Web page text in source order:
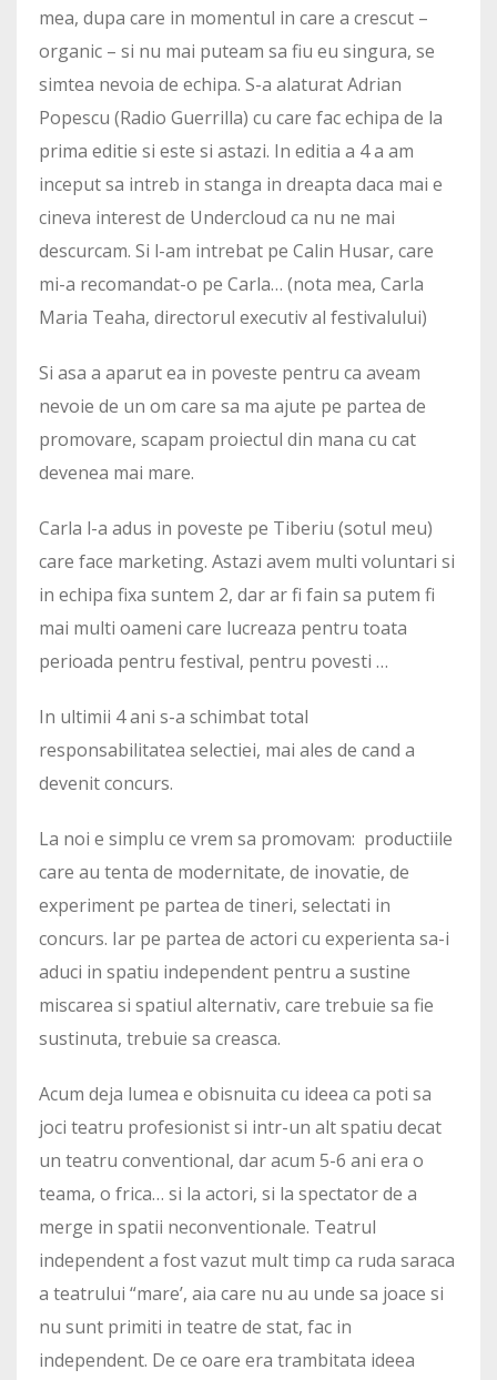
mea, dupa care in momentul in care a crescut –
organic – si nu mai puteam sa fiu eu singura, se
simtea nevoia de echipa. S-a alaturat Adrian
Popescu (Radio Guerrilla) cu care fac echipa de la
prima editie si este si astazi. In editia a 4 a am
inceput sa intreb in stanga in dreapta daca mai e
cineva interest de Undercloud ca nu ne mai
descurcam. Si l-am intrebat pe Calin Husar, care
mi-a recomandat-o pe Carla… (nota mea, Carla
Maria Teaha, directorul executiv al festivalului)
Si asa a aparut ea in poveste pentru ca aveam
nevoie de un om care sa ma ajute pe partea de
promovare, scapam proiectul din mana cu cat
devenea mai mare.
Carla l-a adus in poveste pe Tiberiu (sotul meu)
care face marketing. Astazi avem multi voluntari si
in echipa fixa suntem 2, dar ar fi fain sa putem fi
mai multi oameni care lucreaza pentru toata
perioada pentru festival, pentru povesti …
In ultimii 4 ani s-a schimbat total
responsabilitatea selectiei, mai ales de cand a
devenit concurs.
La noi e simplu ce vrem sa promovam: productiile
care au tenta de modernitate, de inovatie, de
experiment pe partea de tineri, selectati in
concurs. Iar pe partea de actori cu experienta sa-i
aduci in spatiu independent pentru a sustine
miscarea si spatiul alternativ, care trebuie sa fie
sustinuta, trebuie sa creasca.
Acum deja lumea e obisnuita cu ideea ca poti sa
joci teatru profesionist si intr-un alt spatiu decat
un teatru conventional, dar acum 5-6 ani era o
teama, o frica… si la actori, si la spectator de a
merge in spatii neconventionale. Teatrul
independent a fost vazut mult timp ca ruda saraca
a teatrului “mare’, aia care nu au unde sa joace si
nu sunt primiti in teatre de stat, fac in
independent. De ce oare era trambitata ideea